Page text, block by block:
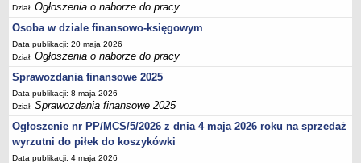
Dział:Ogłoszenia o naborze do pracy
Osoba w dziale finansowo-księgowym
Data publikacji: 20 maja 2026
Dział:Ogłoszenia o naborze do pracy
Sprawozdania finansowe 2025
Data publikacji: 8 maja 2026
Dział:Sprawozdania finansowe 2025
Ogłoszenie nr PP/MCS/5/2026 z dnia 4 maja 2026 roku na sprzedaż
wyrzutni do piłek do koszykówki
Data publikacji: 4 maja 2026